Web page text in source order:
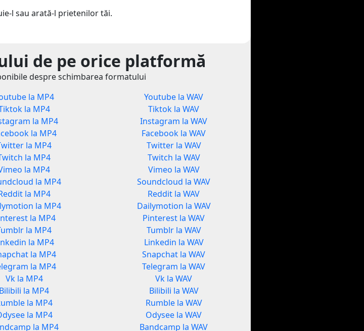
l sau arată-l prietenilor tăi.
de pe orice platformă
despre schimbarea formatului
la MP4
la MP4
la MP4
la MP4
la MP4
la MP4
la MP4
la MP4
la MP4
la MP4
la MP4
la MP4
la MP4
la MP4
la MP4
Vk la MP4
Bilibili la MP4
la MP4
la MP4
la MP4
Youtube la WAV
Tiktok la WAV
Instagram la WAV
Facebook la WAV
Twitter la WAV
Twitch la WAV
Vimeo la WAV
Soundcloud la WAV
Reddit la WAV
Dailymotion la WAV
Pinterest la WAV
Tumblr la WAV
Linkedin la WAV
Snapchat la WAV
Telegram la WAV
Vk la WAV
Bilibili la WAV
Rumble la WAV
Odysee la WAV
Bandcamp la WAV